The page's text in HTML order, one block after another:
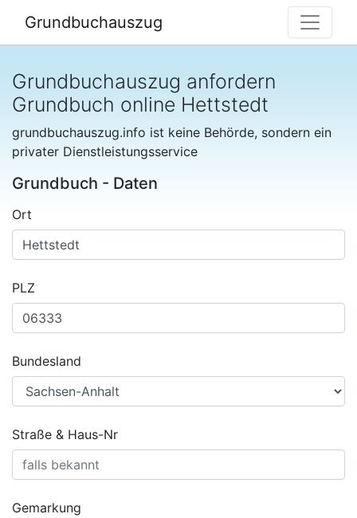
Grundbuchauszug
Grundbuchauszug anfordern
Grundbuch online Hettstedt
grundbuchauszug.info ist keine Behörde, sondern ein
privater Dienstleistungsservice
Grundbuch - Daten
Ort
PLZ
Bundesland
Straße & Haus-Nr
Gemarkung